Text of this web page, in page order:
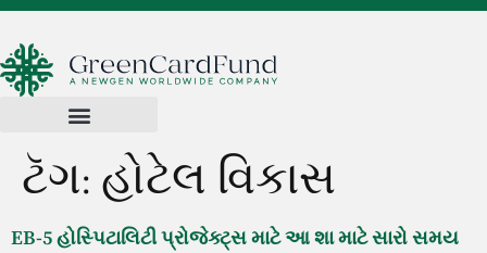
ટૅગ: હોટેલ વિકાસ
EB-5 હોસ્પિટાલિટી પ્રોજેક્ટ્સ માટે આ શા માટે સારો સમય